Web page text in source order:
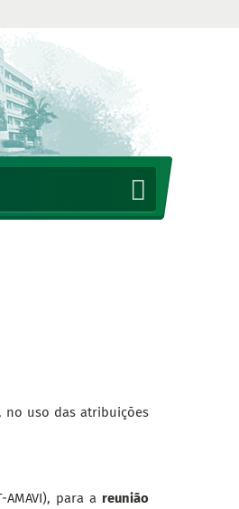
no uso das atribuições
para a reunião